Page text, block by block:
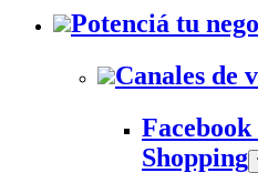
Potenciá tu
Canales de
Shopping